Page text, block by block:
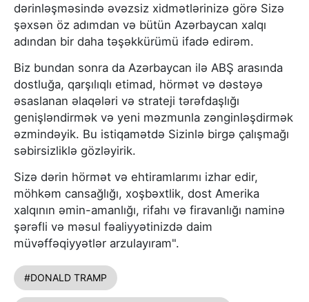
dərinləşməsində əvəzsiz xidmətlərinizə görə Sizə
şəxsən öz adımdan və bütün Azərbaycan xalqı
adından bir daha təşəkkürümü ifadə edirəm.
Biz bundan sonra da Azərbaycan ilə ABŞ arasında
dostluğa, qarşılıqlı etimad, hörmət və dəstəyə
əsaslanan əlaqələri və strateji tərəfdaşlığı
genişləndirmək və yeni məzmunla zənginləşdirmək
əzmindəyik. Bu istiqamətdə Sizinlə birgə çalışmağı
səbirsizliklə gözləyirik.
Sizə dərin hörmət və ehtiramlarımı izhar edir,
möhkəm cansağlığı, xoşbəxtlik, dost Amerika
xalqının əmin-amanlığı, rifahı və firavanlığı naminə
şərəfli və məsul fəaliyyətinizdə daim
müvəffəqiyyətlər arzulayıram".
#DONALD TRAMP